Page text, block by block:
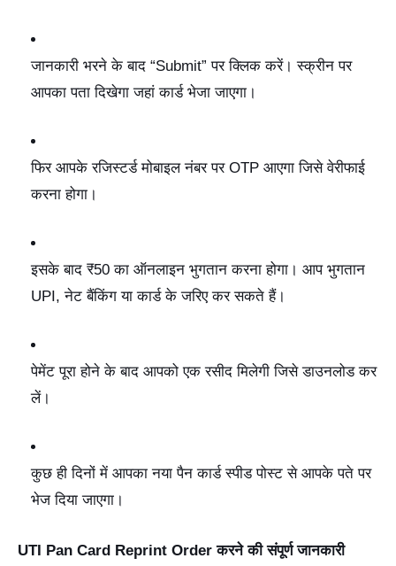
जानकारी भरने के बाद “Submit” पर क्लिक करें। स्क्रीन पर
आपका पता दिखेगा जहां कार्ड भेजा जाएगा।
फिर आपके रजिस्टर्ड मोबाइल नंबर पर OTP आएगा जिसे वेरीफाई
करना होगा।
इसके बाद ₹50 का ऑनलाइन भुगतान करना होगा। आप भुगतान
UPI, नेट बैंकिंग या कार्ड के जरिए कर सकते हैं।
पेमेंट पूरा होने के बाद आपको एक रसीद मिलेगी जिसे डाउनलोड कर
लें।
कुछ ही दिनों में आपका नया पैन कार्ड स्पीड पोस्ट से आपके पते पर
भेज दिया जाएगा।
UTI Pan Card Reprint Order करने की संपूर्ण जानकारी